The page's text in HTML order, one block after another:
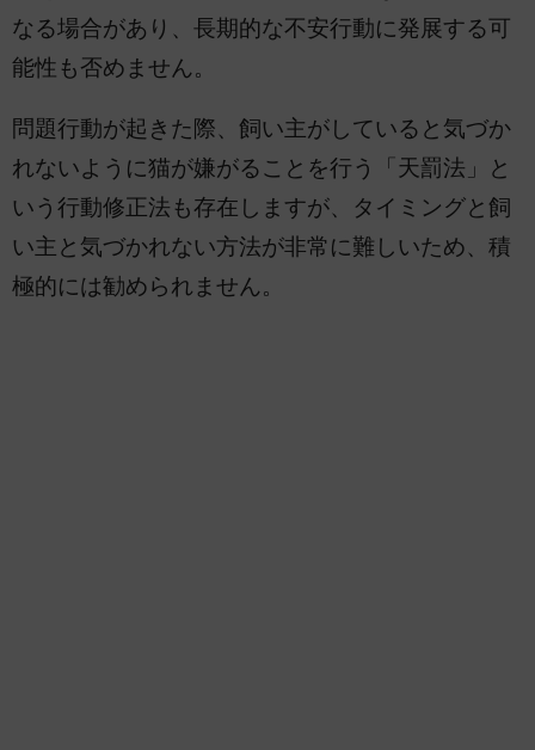
なる場合があり、長期的な不安行動に発展する可
能性も否めません。
問題行動が起きた際、飼い主がしていると気づか
れないように猫が嫌がることを行う「天罰法」と
いう行動修正法も存在しますが、タイミングと飼
い主と気づかれない方法が非常に難しいため、積
極的には勧められません。